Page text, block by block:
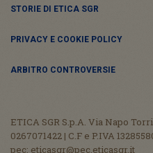
STORIE DI ETICA SGR
PRIVACY E COOKIE POLICY
ARBITRO CONTROVERSIE
ETICA SGR S.p.A. Via Napo
0267071422 | C.F e P.IVA
pec: eticasgr@pec.eticasgr.it